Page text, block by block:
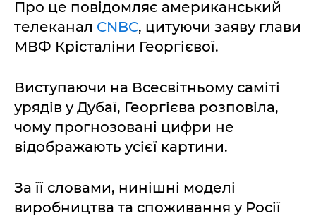
Про це повідомляє американський
телеканал CNBC, цитуючи заяву глави
МВФ Крісталіни Георгієвої.
Виступаючи на Всесвітньому саміті
урядів у Дубаї, Георгієва розповіла,
чому прогнозовані цифри не
відображають усієї картини.
За її словами, нинішні моделі
виробництва та споживання у Росії